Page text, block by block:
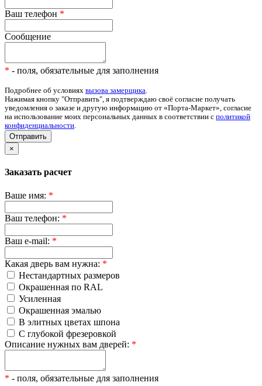
Ваш телефон *
Сообщение
* - поля, обязательные для заполнения
Подробнее об условиях вызова замерщика.
Нажимая кнопку "Отправить", я подтверждаю своё согласие получать
уведомления о заказе и другую информацию от «Порта-Маркет», согласие
на использование моих персональных данных в соответствии с политикой
конфиденциальности.
Отправить
×
Заказать расчет
Ваше имя: *
Ваш телефон: *
Ваш e-mail: *
Какая дверь вам нужна: *
Нестандартных размеров
Окрашенная по RAL
Усиленная
Окрашенная эмалью
В элитных цветах шпона
С глубокой фрезеровкой
Описание нужных вам дверей: *
* - поля, обязательные для заполнения